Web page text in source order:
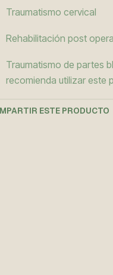
Traumatismo cervical
Rehabilitación post
Traumatismo de partes
recomienda utilizar este
ESTE PRODUCTO